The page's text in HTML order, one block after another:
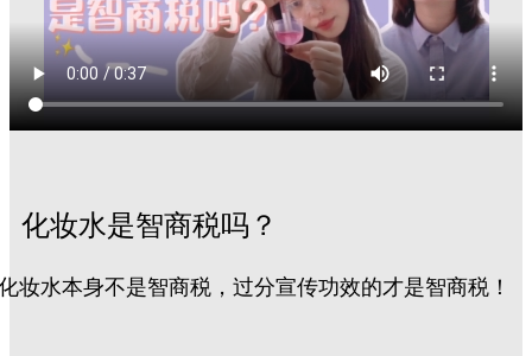
化妆水是智商税吗？
妆水本身不是智商税，过分宣传功效的才是智商税！